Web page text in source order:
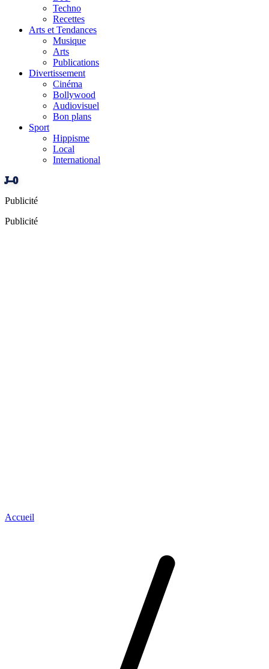
Techno
Recettes
Arts et Tendances
Musique
Arts
Publications
Divertissement
Cinéma
Bollywood
Audiovisuel
Bon plans
Sport
Hippisme
Local
International
J–0
Publicité
Publicité
Accueil